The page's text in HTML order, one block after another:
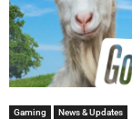
Gaming News & Updates